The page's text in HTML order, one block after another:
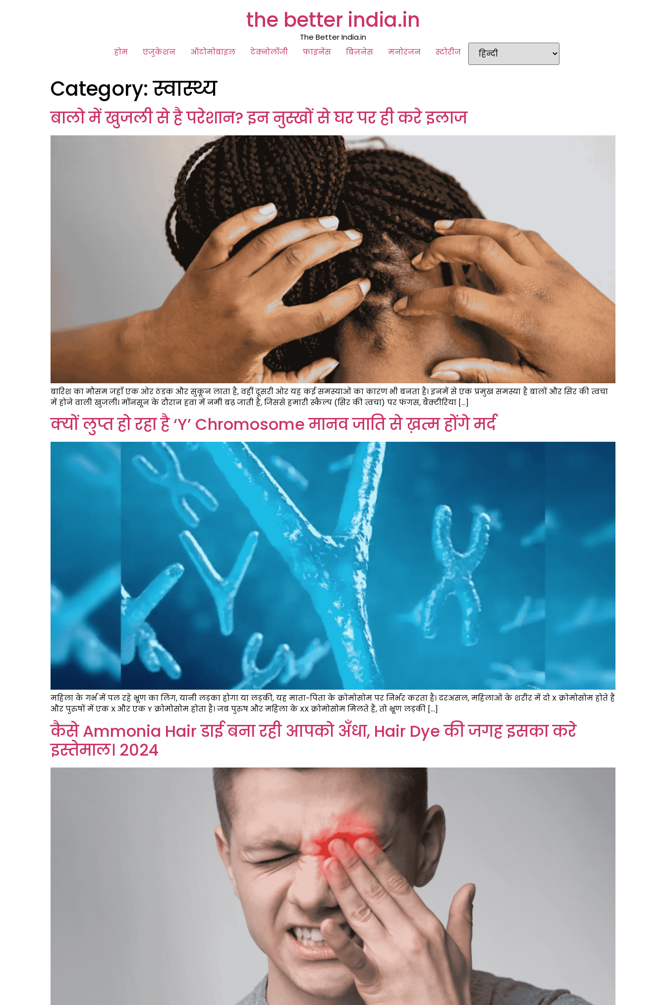
the better india.in
The Better India.in
होम
एजुकेशन ऑटोमोबाइल टेक्नोलॉजी फाइनेंस बिज़नेस मनोरंजन स्टोरीज
Category:स्वास्थ्य
बालो में खुजली से है परेशान? इन नुस्खों से घर पर ही करे इलाज
बारिश का मौसम जहाँ एक ओर ठंडक और सुकून लाता है, वहीं दूसरी ओर यह कई समस्याओं का कारण भी बनता है। इनमें से एक प्रमुख समस्या है बालों और सिर की त्वचा
में होने वाली खुजली। मॉनसून के दौरान हवा में नमी बढ़ जाती है, जिससे हमारी स्कैल्प (सिर की त्वचा) पर फंगस, बैक्टीरिया […]
क्यों लुप्त हो रहा है ‘Y’ Chromosome मानव जाति से ख़त्म होंगे मर्द
महिला के गर्भ में पल रहे भ्रूण का लिंग, यानी लड़का होगा या लड़की, यह माता-पिता के क्रोमोसोम पर निर्भर करता है। दरअसल, महिलाओं के शरीर में दो X क्रोमोसोम होते हैं
और पुरुषों में एक X और एक Y क्रोमोसोम होता है। जब पुरुष और महिला के XX क्रोमोसोम मिलते हैं, तो भ्रूण लड़की […]
कैसे Ammonia Hair डाई बना रही आपको अँधा, Hair Dye की जगह इसका करे
इस्तेमाल। 2024